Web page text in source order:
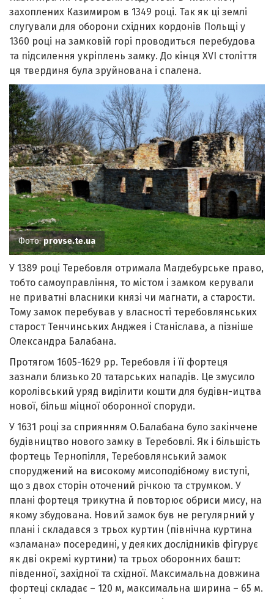
захоплених Казимиром в 1349 році. Так як ці землі
слугували для оборони східних кордонів Польщі у
1360 році на замковій горі проводиться перебудова
та підсилення укріплень замку. До кінця ХVІ століття
ця твердиня була зруйнована і спалена.
Фото:provse.te.ua
У 1389 році Теребовля отримала Магдебурське право,
тобто самоуправління, то містом і замком керували
не приватні власники князі чи магнати, а старости.
Тому замок перебував у власності теребовлянських
старост Тенчинських Анджея і Станіслава, а пізніше
Олександра Балабана.
Протягом 1605-1629 pp. Теребовля і її фортеця
зазнали близько 20 татарських нападів. Це змусило
королівський уряд виділити кошти для будівн-ицтва
нової, більш міцної оборонної споруди.
У 1631 році за сприянням О.Балабана було закінчене
будівництво нового замку в Теребовлі. Як і більшість
фортець Тернопілля, Теребовлянський замок
споруджений на високому мисоподібному виступі,
що з двох сторін оточений річкою та струмком. У
плані фортеця трикутна й повторює обриси мису, на
якому збудована. Новий замок був не регулярний у
плані і складався з трьох куртин (північна куртина
«зламана» посередині, у деяких дослідників фігурує
як дві окремі куртини) та трьох оборонних башт:
південної, західної та східної. Максимальна довжина
фортеці складає – 120 м, максимальна ширина – 65 м.